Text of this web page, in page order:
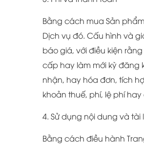
Bằng cách mua Sản
Dịch vụ đó. Cấu hình và
báo giá, với điều kiện
cấp hay làm mới kỳ đăng
nhận, hay hóa đơn, tích
khoản thuế, phí, lệ phí
4. Sử dụng nội dung và
Bằng cách điều hành